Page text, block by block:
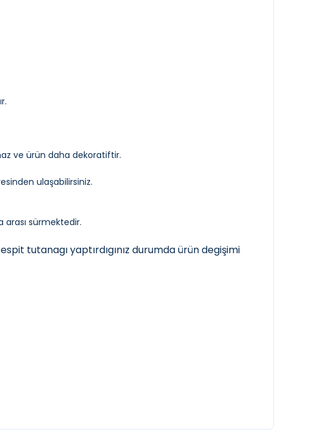
ve ürün daha dekoratiftir.
ulaşabilirsiniz.
sürmektedir.
tutanagı yaptırdıgınız durumda ürün degişimi